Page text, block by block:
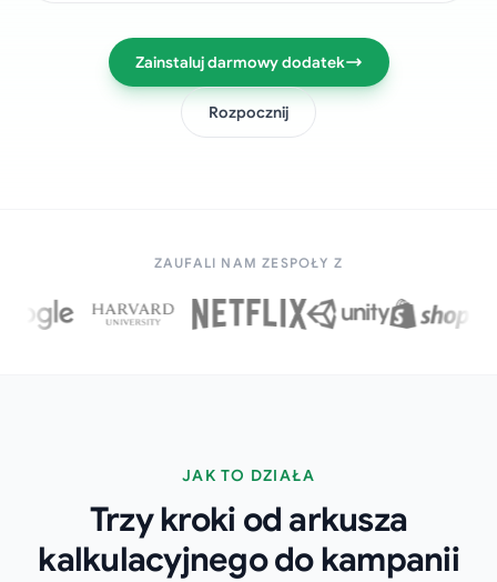
Zainstaluj darmowy dodatek
Rozpocznij
ZAUFALI NAM ZESPOŁY Z
JAK TO DZIAŁA
Trzy kroki od arkusza
kalkulacyjnego do kampanii